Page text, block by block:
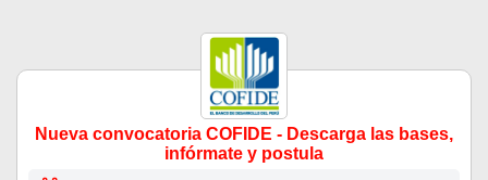
Nueva convocatoria COFIDE - Descarga las bases,
infórmate y postula